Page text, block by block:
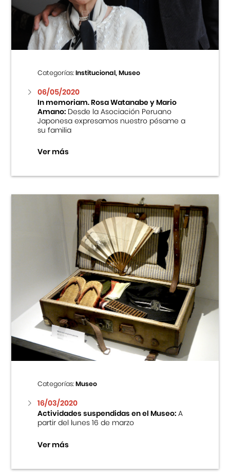
Centro Cultural Peruano Japonés
Cursos
Museo de la Inmigración Japonesa
Fondo Editorial
Teatro Peruano Japonés
Categorías:Institucional, Museo
06/05/2020
In memoriam. Rosa Watanabe y Mario
Amano:Desde la Asociación Peruano
Japonesa expresamos nuestro pésame a
su familia
Ver más
Categorías:Museo
16/03/2020
Actividades suspendidas en el Museo:A
partir del lunes 16 de marzo
Ver más